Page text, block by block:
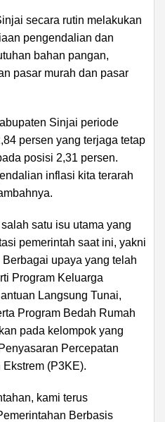
secara rutin melakukan
pengendalian dan
bahan pangan,
pasar murah dan pasar
Sinjai periode
persen yang terjaga tetap
posisi 2,31 persen.
inflasi kita terarah
satu isu utama yang
pemerintah saat ini, yakni
upaya yang telah
Program Keluarga
Langsung Tunai,
Program Bedah Rumah
pada kelompok yang
Percepatan
(P3KE).
kami terus
Berbasis